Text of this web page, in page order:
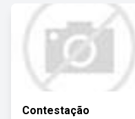
Contestação